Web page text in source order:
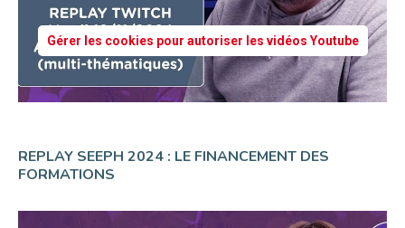
Gérer les cookies pour autoriser les vidéos Youtube
REPLAY SEEPH 2024 : LE FINANCEMENT DES
FORMATIONS